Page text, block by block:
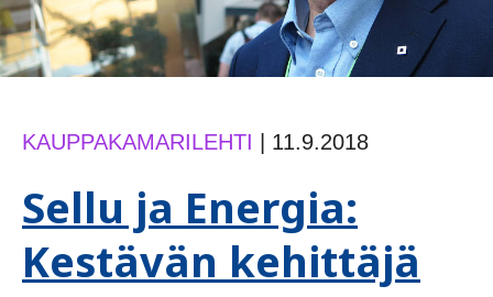
KAUPPAKAMARILEHTI 11.9.2018
Sellu ja Energia:
Kestävän kehittäjä